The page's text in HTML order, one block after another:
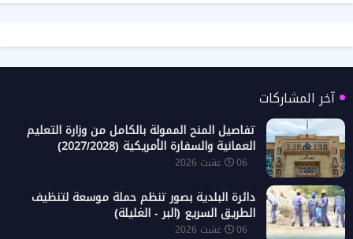
آخر المشاركات
تفاصيل المنح الممولة بالكامل من وزارة التعليم
العمانية والسفارة الأمريكية (2027/2028)
06 غشت 2026
دائرة البلدية بصور تنظم حملة موسعة لتنظيف
الطريق السريع (البر - الغليلة)
06 غشت 2026